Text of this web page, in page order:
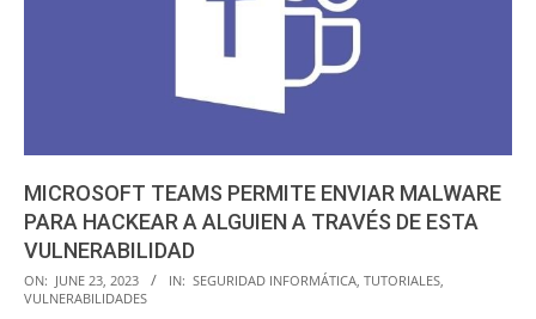
MICROSOFT TEAMS PERMITE ENVIAR MALWARE
PARA HACKEAR A ALGUIEN A TRAVÉS DE ESTA
VULNERABILIDAD
2023-
06-
ON: JUNE 23, 2023 IN: SEGURIDAD INFORMÁTICA TUTORIALES
VULNERABILIDADES